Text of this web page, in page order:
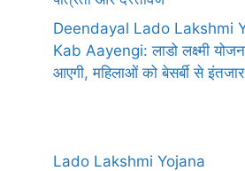
Deendayal Lado Lakshmi
Kab Aayengi: लाडो लक्ष्मी
आएगी, महिलाओं को बेसर्बी से इंतजार
Lado Lakshmi Yojana